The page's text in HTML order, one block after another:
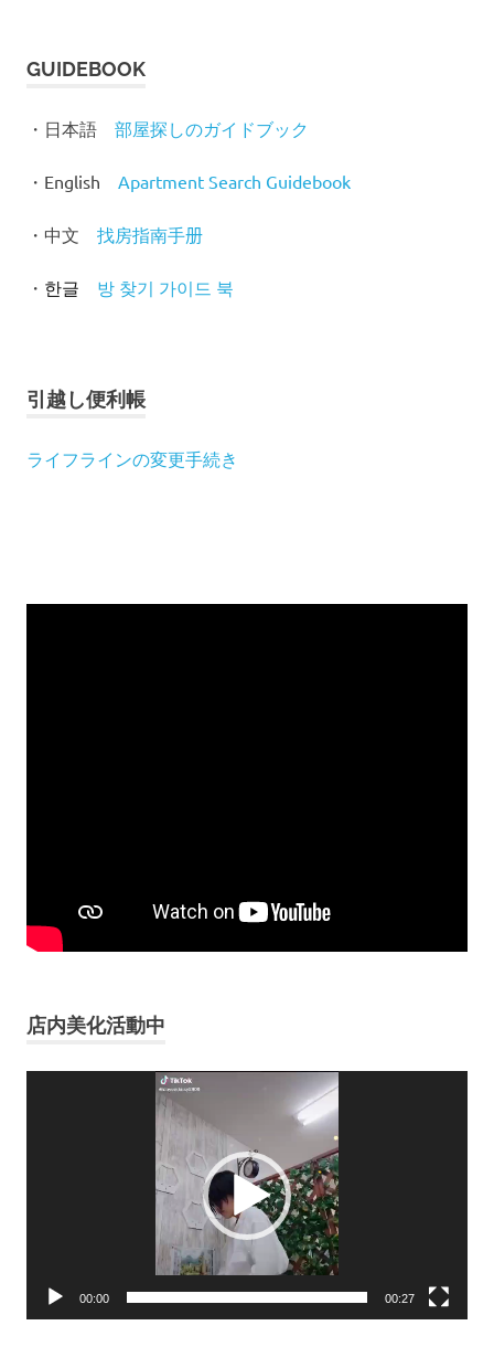
GUIDEBOOK
・日本語 部屋探しのガイドブック
・English Apartment Search Guidebook
・中文 找房指南手册
・ 한글 방 찾기 가이드 북
引越し便利帳
ライフラインの変更手続き
店内美化活動中
00:00 00:27